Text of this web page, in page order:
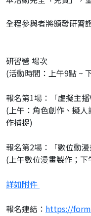
全程參與者將頒發研習
研習營 場次
(活動時間：上午9點 ~
報名第1場：「虛擬主
(上午：角色創作、擬
作捕捉)
報名第2場：「數位動
(上午數位漫畫製作；
詳如附件
報名連結： https://